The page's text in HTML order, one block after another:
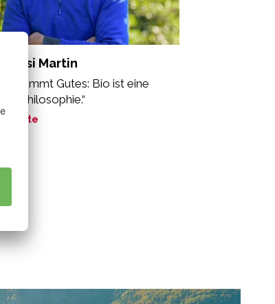
Martin
kommt Gutes: Bio ist eine
Philosophie.“